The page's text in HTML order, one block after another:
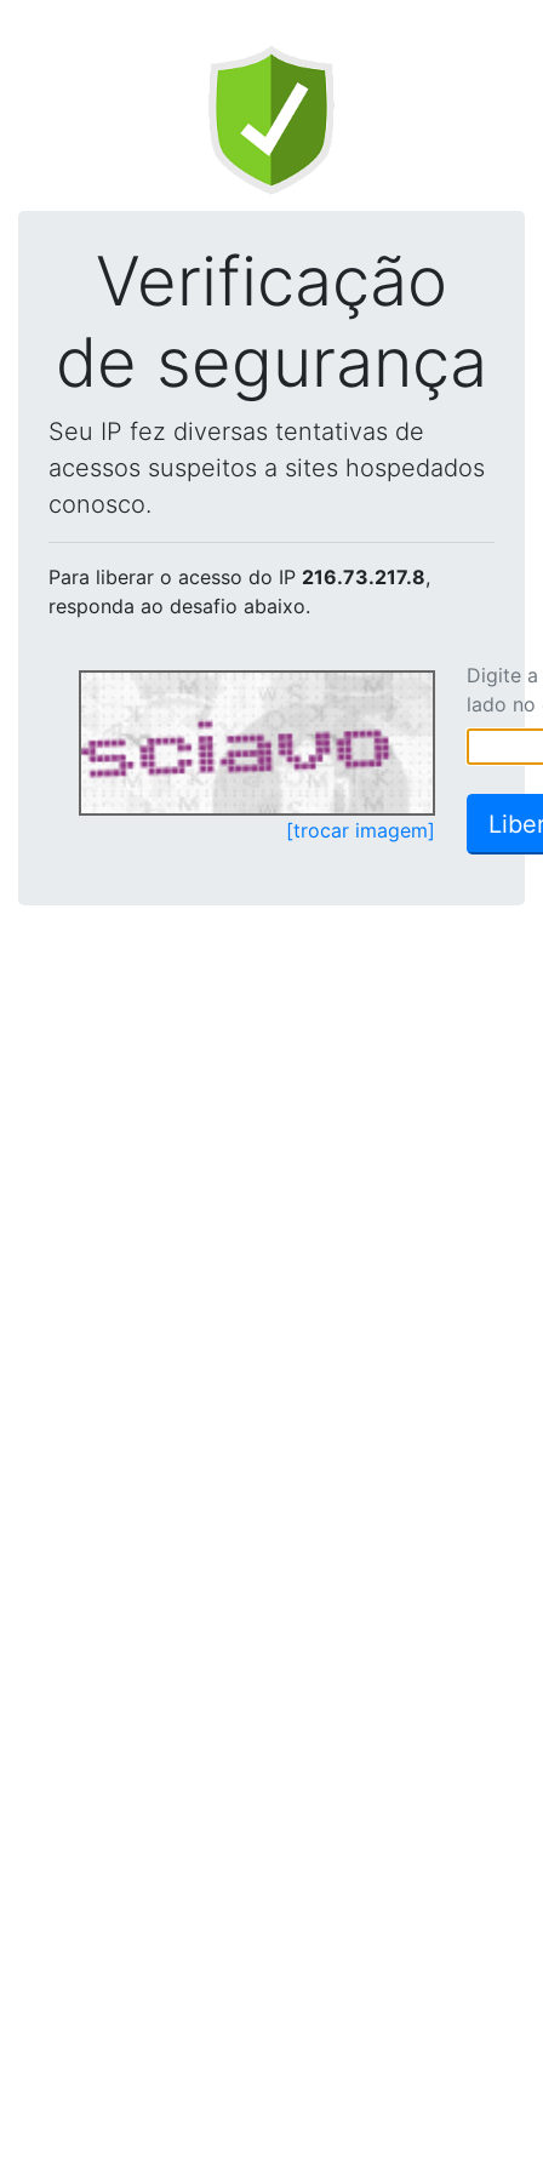
Verificação
de segurança
Seu IP fez diversas tentativas de
acessos suspeitos a sites hospedados
conosco.
Para liberar o acesso do IP 216.73.217.8,
responda ao desafio abaixo.
[trocar imagem]
Digite
lado no